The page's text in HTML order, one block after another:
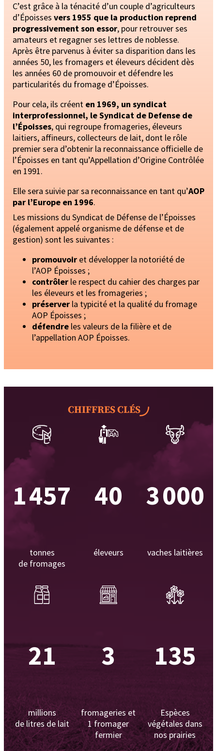
C’est grâce à la ténacité d’un couple d’agriculteurs
d’Époisses vers 1955 que la production reprend
progressivement son essor, pour retrouver ses
amateurs et regagner ses lettres de noblesse.
Après être parvenus à éviter sa disparition dans les
années 50, les fromagers et éleveurs décident dès
les années 60 de promouvoir et défendre les
particularités du fromage d’Époisses.
Pour cela, ils créent en 1969, un syndicat
interprofessionnel, le Syndicat de Defense de
l’Époisses, qui regroupe fromageries, éleveurs
laitiers, affineurs, collecteurs de lait, dont le rôle
premier sera d’obtenir la reconnaissance officielle de
l’Époisses en tant qu’Appellation d’Origine Contrôlée
en 1991.
Elle sera suivie par sa reconnaissance en tant qu’AOP
par l’Europe en 1996.
Les missions du Syndicat de Défense de l’Époisses
(également appelé organisme de défense et de
gestion) sont les suivantes :
promouvoir et développer la notoriété de
l’AOP Époisses ;
contrôler le respect du cahier des charges par
les éleveurs et les fromageries ;
préserver la typicité et la qualité du fromage
AOP Époisses ;
défendre les valeurs de la filière et de
l’appellation AOP Époisses.
CHIFFRES CLÉS
1 457
tonnes
de fromages
40
éleveurs
3 000
vaches laitières
21
millions
de litres de lait
3
fromageries et
1 fromager
fermier
135
Espèces
végétales dans
nos prairies